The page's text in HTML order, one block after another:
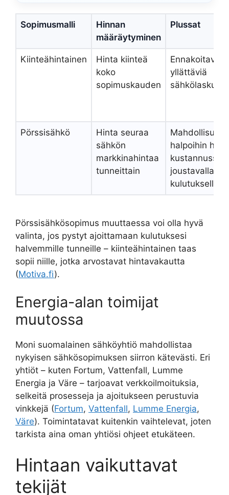
Sopimusmalli
Hinnan
määräytyminen
Plussat
Kiinteähintainen
Hinta kiinteä
koko
sopimuskauden
yllättäviä
sähkölaskuja
Pörssisähkö
Hinta seuraa
sähkön
markkinahintaa
tunneittain
Mahdollisuus
halpoihin
joustavalla
kulutuksella
Pörssisähkösopimus muuttaessa voi olla hyvä
valinta, jos pystyt ajoittamaan kulutuksesi
halvemmille tunneille – kiinteähintainen taas
sopii niille, jotka arvostavat hintavakautta
(Motiva.fi).
Energia-alan toimijat
muutossa
Moni suomalainen sähköyhtiö mahdollistaa
nykyisen sähkösopimuksen siirron kätevästi. Eri
yhtiöt – kuten Fortum, Vattenfall, Lumme
Energia ja Väre – tarjoavat verkkoilmoituksia,
selkeitä prosesseja ja ajoitukseen perustuvia
vinkkejä (Fortum, Vattenfall, Lumme Energia,
Väre). Toimintatavat kuitenkin vaihtelevat, joten
tarkista aina oman yhtiösi ohjeet etukäteen.
Hintaan vaikuttavat
tekijät